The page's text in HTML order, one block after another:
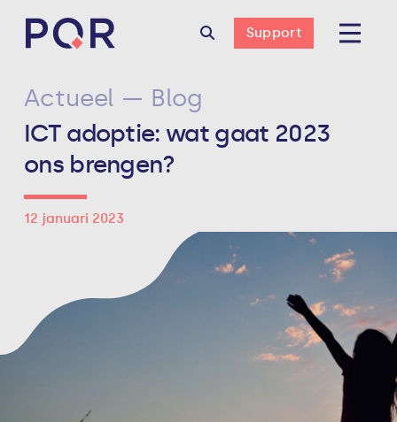
Support
Actueel — Blog
ICT adoptie: wat gaat 2023
ons brengen?
12 januari 2023